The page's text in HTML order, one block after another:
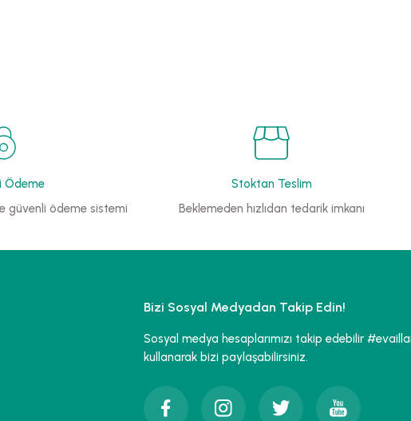
Ödeme
güvenli ödeme sistemi
Stoktan Teslim
Beklemeden hızlıdan tedarik imkanı
Bizi Sosyal Medyadan Takip Edin!
Sosyal medya hesaplarımızı takip edebilir
kullanarak bizi paylaşabilirsiniz.